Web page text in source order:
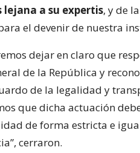
lejana a su expertis, y de
el devenir de nuestra
dejar en claro que
de la República y
de la legalidad y
que dicha actuación
de forma estricta e
cerraron.